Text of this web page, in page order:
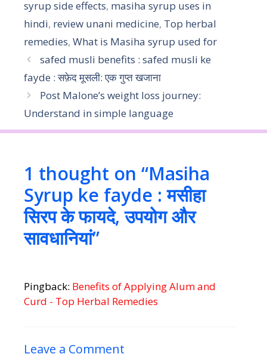
syrup side effects, masiha syrup uses in
hindi, review unani medicine, Top herbal
remedies, What is Masiha syrup used for
safed musli benefits : safed musli ke
fayde : सफ़ेद मूसली: एक गुप्त खजाना
Post Malone’s weight loss journey:
Understand in simple language
1 thought on “Masiha
Syrup ke fayde : मसीहा
सिरप के फायदे, उपयोग और
सावधानियां”
Pingback: Benefits of Applying Alum and
Curd - Top Herbal Remedies
Leave a Comment